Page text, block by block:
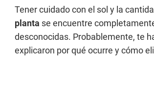
Tener cuidado con el sol y la
planta se encuentre
desconocidas. Probablemente, te
explicaron por qué ocurre y cómo